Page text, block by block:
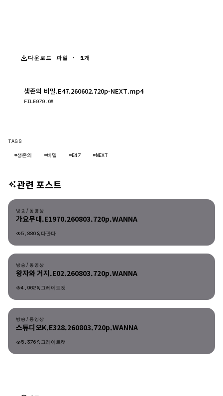
다운로드 파일 · 1개
생존의 비밀.E47.260602.720p-NEXT.mp4
FILE979.6M
TAGS
#생존의
#비밀 #E47 #NEXT
관련 포스트
방송/동영상
방송/동영상
가요무대.E1970.260803.720p.WANNA
5,886 다판다
방송/동영상
왕자와 거지.E02.260803.720p.WANNA
4,962 그레이트캣
방송/동영상
스튜디오K.E328.260803.720p.WANNA
5,376 그레이트캣